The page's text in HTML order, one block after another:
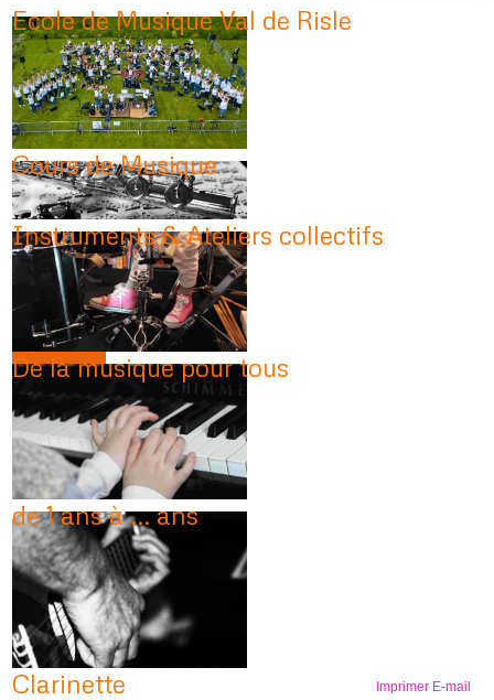
Ecole de Musique Val de Risle
Cours de Musique
Instruments & Ateliers collectifs
De la musique pour tous
de 1 ans à ... ans
Imprimer E-mail
Clarinette